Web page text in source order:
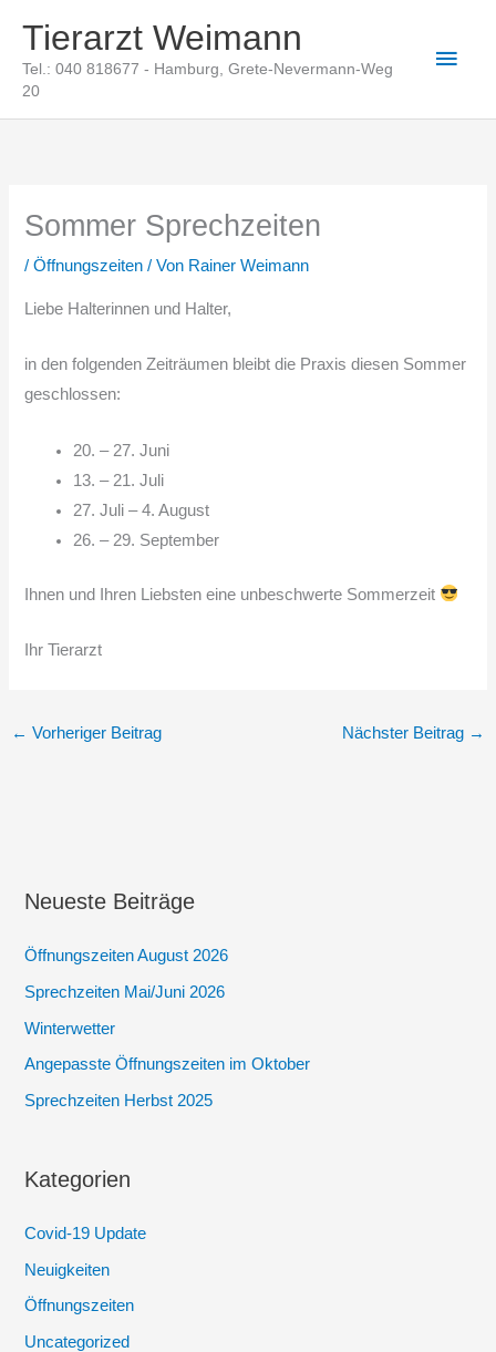
springen
Tierarzt Weimann
Tel.: 040 818677 - Hamburg, Grete-Nevermann-Weg
20
Sommer Sprechzeiten
/Öffnungszeiten / Von Rainer Weimann
Liebe Halterinnen und Halter,
in den folgenden Zeiträumen bleibt die Praxis diesen Sommer
geschlossen:
20. – 27. Juni
13. – 21. Juli
27. Juli – 4. August
26. – 29. September
Ihnen und Ihren Liebsten eine unbeschwerte Sommerzeit
Ihr Tierarzt
← Vorheriger Beitrag Nächster Beitrag →
Neueste Beiträge
Öffnungszeiten August 2026
Sprechzeiten Mai/Juni 2026
Winterwetter
Angepasste Öffnungszeiten im Oktober
Sprechzeiten Herbst 2025
Kategorien
Covid-19 Update
Neuigkeiten
Öffnungszeiten
Uncategorized